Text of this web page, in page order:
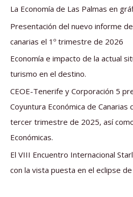
aLa Economía de Las Palmas en
Presentación del nuevo informe
canarias el 1º trimestre de 2026
Economía e impacto de la actual
turismo en el destino.
CEOE-Tenerife y Corporación 5
Coyuntura Económica de
tercer trimestre de 2025, así
Económicas.
El VIII Encuentro Internacional
con la vista puesta en el eclipse